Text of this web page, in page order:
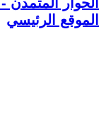
الموقع الرئيسي